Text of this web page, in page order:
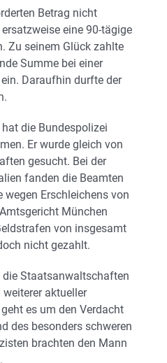
Betrag nicht
eine 90-tägige
Zu seinem Glück zahlte
Summe bei einer
Daraufhin durfte der
die Bundespolizei
Er wurde gleich von
gesucht. Bei der
fanden die Beamten
wegen Erschleichens von
München
von insgesamt
nicht gezahlt.
Staatsanwaltschaften
aktueller
es um den Verdacht
des besonders schweren
brachten den Mann